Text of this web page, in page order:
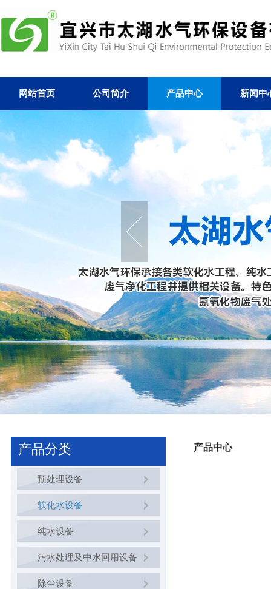
网站首页 公司简介 产品中心 新闻中
产品分类
预处理设备
软化水设备
纯水设备
污水处理及中水回用设备
除尘设备
产品中心